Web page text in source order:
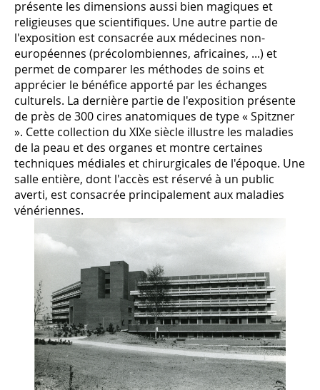
présente les dimensions aussi bien magiques et
religieuses que scientifiques. Une autre partie de
l'exposition est consacrée aux médecines non-
européennes (précolombiennes, africaines, ...) et
permet de comparer les méthodes de soins et
apprécier le bénéfice apporté par les échanges
culturels. La dernière partie de l'exposition présente
de près de 300 cires anatomiques de type « Spitzner
». Cette collection du XIXe siècle illustre les maladies
de la peau et des organes et montre certaines
techniques médiales et chirurgicales de l'époque. Une
salle entière, dont l'accès est réservé à un public
averti, est consacrée principalement aux maladies
vénériennes.